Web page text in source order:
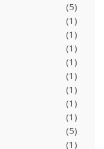
(5)
(1)
(1)
(1)
(1)
(1)
(1)
(1)
(1)
(5)
(1)